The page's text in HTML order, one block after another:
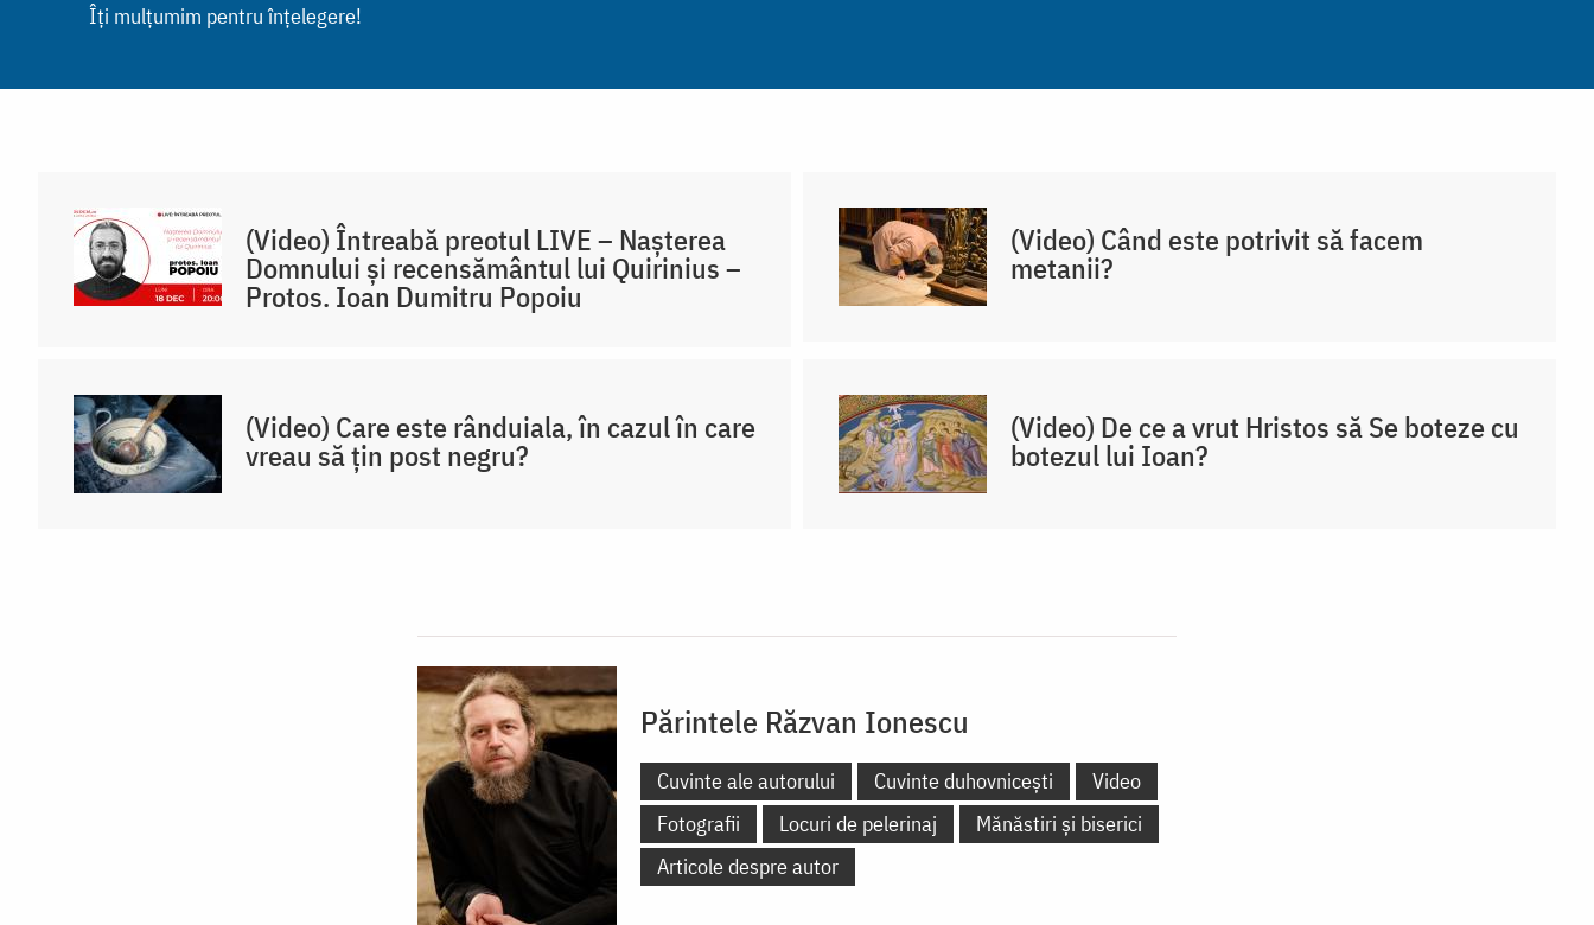
Îți mulțumim pentru înțelegere!
(Video) Întreabă preotul LIVE – Nașterea
Domnului și recensământul lui Quirinius –
Protos. Ioan Dumitru Popoiu
(Video) Când este potrivit să facem
metanii?
(Video) Care este rânduiala, în cazul în care
vreau să țin post negru?
(Video) De ce a vrut Hristos să Se boteze cu
botezul lui Ioan?
Părintele Răzvan Ionescu
Cuvinte ale autorului Cuvinte duhovnicești
Video
Fotografii
Locuri de pelerinaj
Mănăstiri și biserici
Articole despre autor